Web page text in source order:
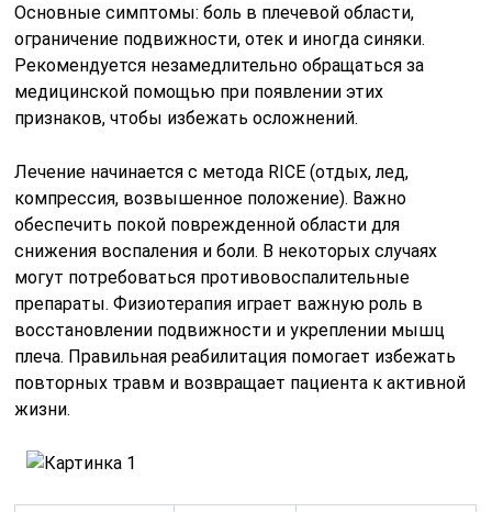
Основные симптомы: боль в плечевой области,
ограничение подвижности, отек и иногда синяки.
Рекомендуется незамедлительно обращаться за
медицинской помощью при появлении этих
признаков, чтобы избежать осложнений.
Лечение начинается с метода RICE (отдых, лед,
компрессия, возвышенное положение). Важно
обеспечить покой поврежденной области для
снижения воспаления и боли. В некоторых случаях
могут потребоваться противовоспалительные
препараты. Физиотерапия играет важную роль в
восстановлении подвижности и укреплении мышц
плеча. Правильная реабилитация помогает избежать
повторных травм и возвращает пациента к активной
жизни.